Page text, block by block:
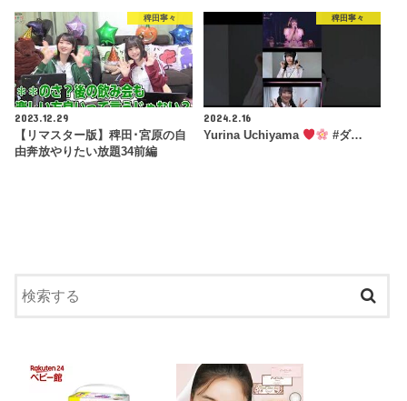
稗田寧々
2023.12.29
【リマスター版】稗田･宮原の自
由奔放やりたい放題34前編
稗田寧々
2024.2.16
Yurina Uchiyama
#ダ…